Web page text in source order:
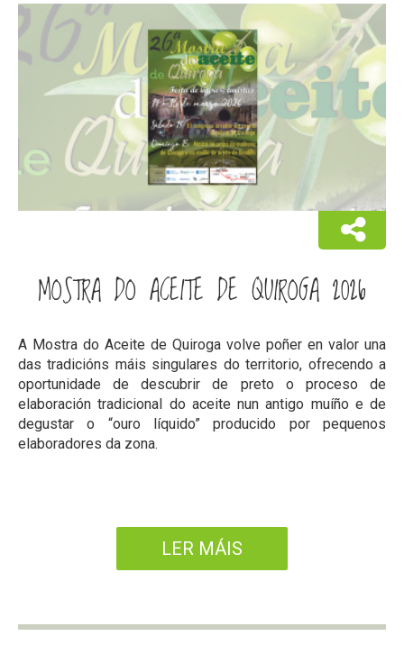
MOSTRA DO ACEITE DE QUIROGA 2026
A Mostra do Aceite de Quiroga volve poñer en valor una
das tradicións máis singulares do territorio, ofrecendo a
oportunidade de descubrir de preto o proceso de
elaboración tradicional do aceite nun antigo muíño e de
degustar o “ouro líquido” producido por pequenos
elaboradores da zona.
LER MÁIS